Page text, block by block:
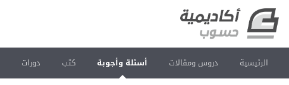
الرئيسية دروس ومقالات أسئلة وأجوبة كتب دورات